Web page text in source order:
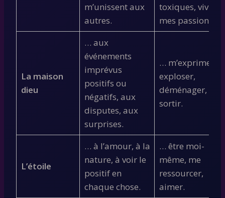
m’unissent aux
autres.
toxiques, vivre
mes passions.
La maison
dieu
… aux
événements
imprévus
positifs ou
négatifs, aux
disputes, aux
surprises.
… m’exprimer,
exploser,
déménager,
sortir.
L’étoile
… à l’amour, à la
nature, à voir le
positif en
chaque chose.
… être moi-
même, me
ressourcer,
aimer.